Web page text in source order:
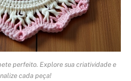
perfeito. Explore sua criatividade e
cada peça!